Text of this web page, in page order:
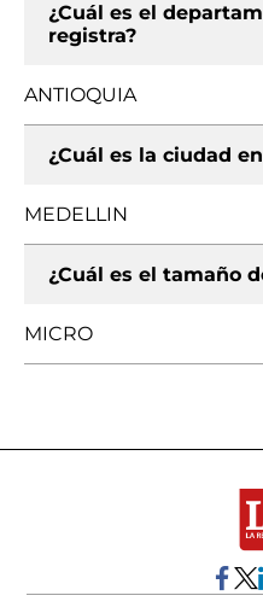
¿Cuál es el
registra?
ANTIOQUIA
¿Cuál es la ciudad
MEDELLIN
¿Cuál es el tamaño
MICRO